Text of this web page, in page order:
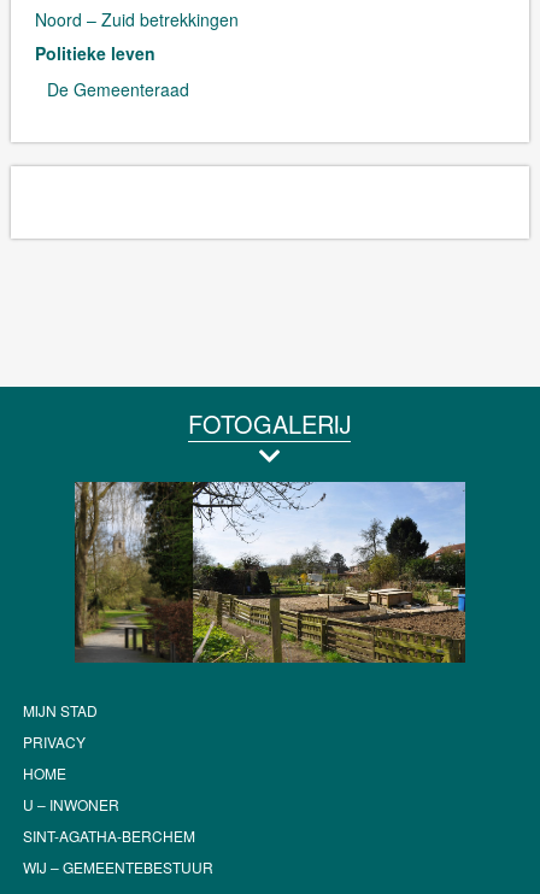
Noord – Zuid betrekkingen
Politieke leven
De Gemeenteraad
FOTOGALERIJ
MIJN STAD
PRIVACY
HOME
U – INWONER
SINT-AGATHA-BERCHEM
WIJ – GEMEENTEBESTUUR